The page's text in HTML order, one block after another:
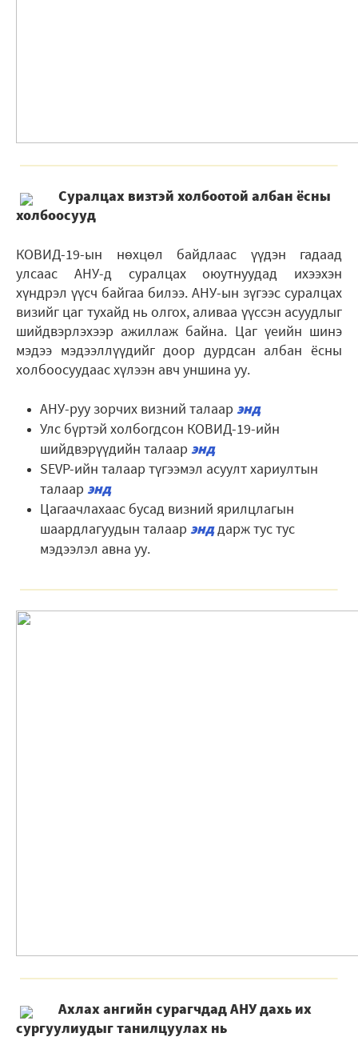
Суралцах визтэй холбоотой албан ёсны
холбоосууд
КОВИД-19-ын нөхцөл байдлаас үүдэн гадаад
улсаас АНУ-д суралцах оюутнуудад ихээхэн
хүндрэл үүсч байгаа билээ. АНУ-ын зүгээс суралцах
визийг цаг тухайд нь олгох, аливаа үүссэн асуудлыг
шийдвэрлэхээр ажиллаж байна. Цаг үеийн шинэ
мэдээ мэдээллүүдийг доор дурдсан албан ёсны
холбоосуудаас хүлээн авч уншина уу.
АНУ-руу зорчих визний талаар энд
Улс бүртэй холбогдсон КОВИД-19-ийн
шийдвэрүүдийн талаар энд
SEVP-ийн талаар түгээмэл асуулт хариултын
талаар энд
Цагаачлахаас бусад визний ярилцлагын
шаардлагуудын талаар энддарж тус тус
мэдээлэл авна уу.
Ахлах ангийн сурагчдад АНУ дахь их
сургуулиудыг танилцуулах нь